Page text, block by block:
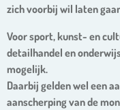
zich voorbij wil laten
Voor sport, kunst- en
detailhandel en
mogelijk.
Daarbij gelden wel een
aanscherping van de